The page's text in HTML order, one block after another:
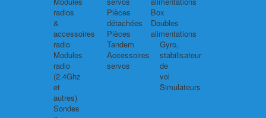
radios
&
accessoires
radio
Modules
radio
(2.4Ghz
et
autres)
Sondes
Pièces
détachées
Pièces
Tandem
Accessoires
servos
Box
Doubles
alimentations
Gyro,
stabilisateur
de
vol
Simulateurs